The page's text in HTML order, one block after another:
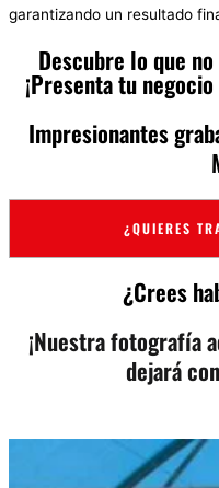
garantizando un resultado
Descubre lo que
¡Presenta tu
Impresionantes
¿QUIERES
¿Crees
¡Nuestra fotografía
dejará